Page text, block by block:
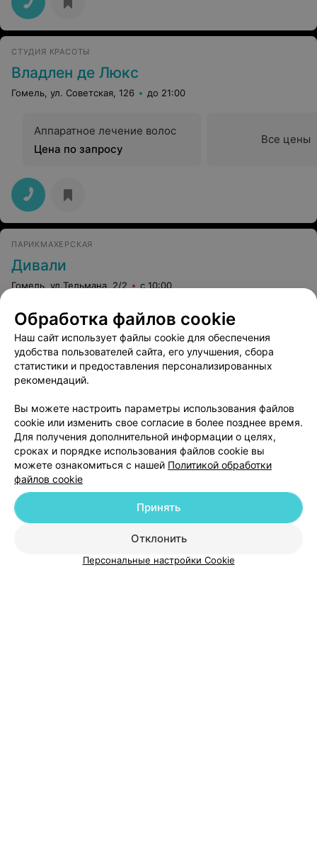
СТУДИЯ КРАСОТЫ
Владлен де Люкс
Гомель, ул. Советская, 126 до 21:00
Аппаратное лечение волос
Цена по запросу
Все цены
ПАРИКМАХЕРСКАЯ
Дивали
Гомель, ул.Тельмана, 2/2 с 10:00
Аппаратное лечение волос
Цена по запросу
Добавить компанию
Обработка файлов cookie
Наш сайт использует файлы cookie для обеспечения
удобства пользователей сайта, его улучшения, сбора
статистики и предоставления персонализированных
рекомендаций.
Вы можете настроить параметры использования файлов
cookie или изменить свое согласие в более позднее время.
Для получения дополнительной информации о целях,
сроках и порядке использования файлов cookie вы
можете ознакомиться с нашей Политикой обработки
файлов cookie
Отклонить
Принять
Персональные настройки Cookie